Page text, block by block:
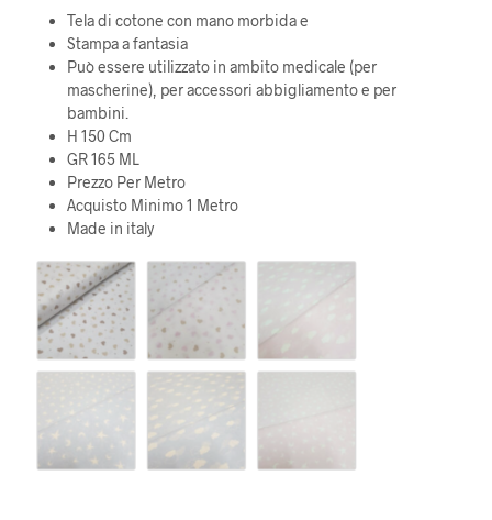
Tela di cotone con mano morbida e
Stampa a fantasia
Può essere utilizzato in ambito medicale (per
mascherine), per accessori abbigliamento e per
bambini.
H 150 Cm
GR 165 ML
Prezzo Per Metro
Acquisto Minimo 1 Metro
Made in italy